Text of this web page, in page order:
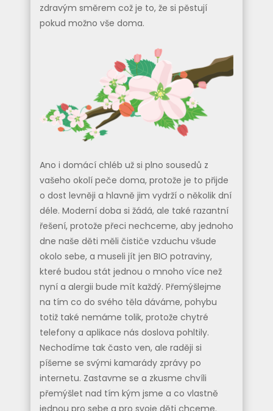
zdravým směrem což je to, že si pěstují
pokud možno vše doma.
Ano i domácí chléb už si plno sousedů z
vašeho okolí peče doma, protože je to přijde
o dost levněji a hlavně jim vydrží o několik dní
déle. Moderní doba si žádá, ale také razantní
řešení, protože přeci nechceme, aby jednoho
dne naše děti měli čističe vzduchu všude
okolo sebe, a museli jít jen BIO potraviny,
které budou stát jednou o mnoho více než
nyní a alergii bude mít každý. Přemýšlejme
na tím co do svého těla dáváme, pohybu
totiž také nemáme tolik, protože chytré
telefony a aplikace nás doslova pohltily.
Nechodíme tak často ven, ale raději si
píšeme se svými kamarády zprávy po
internetu. Zastavme se a zkusme chvíli
přemýšlet nad tím kým jsme a co vlastně